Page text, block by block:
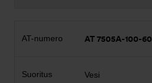
AT 7505A-100-60
Vesi